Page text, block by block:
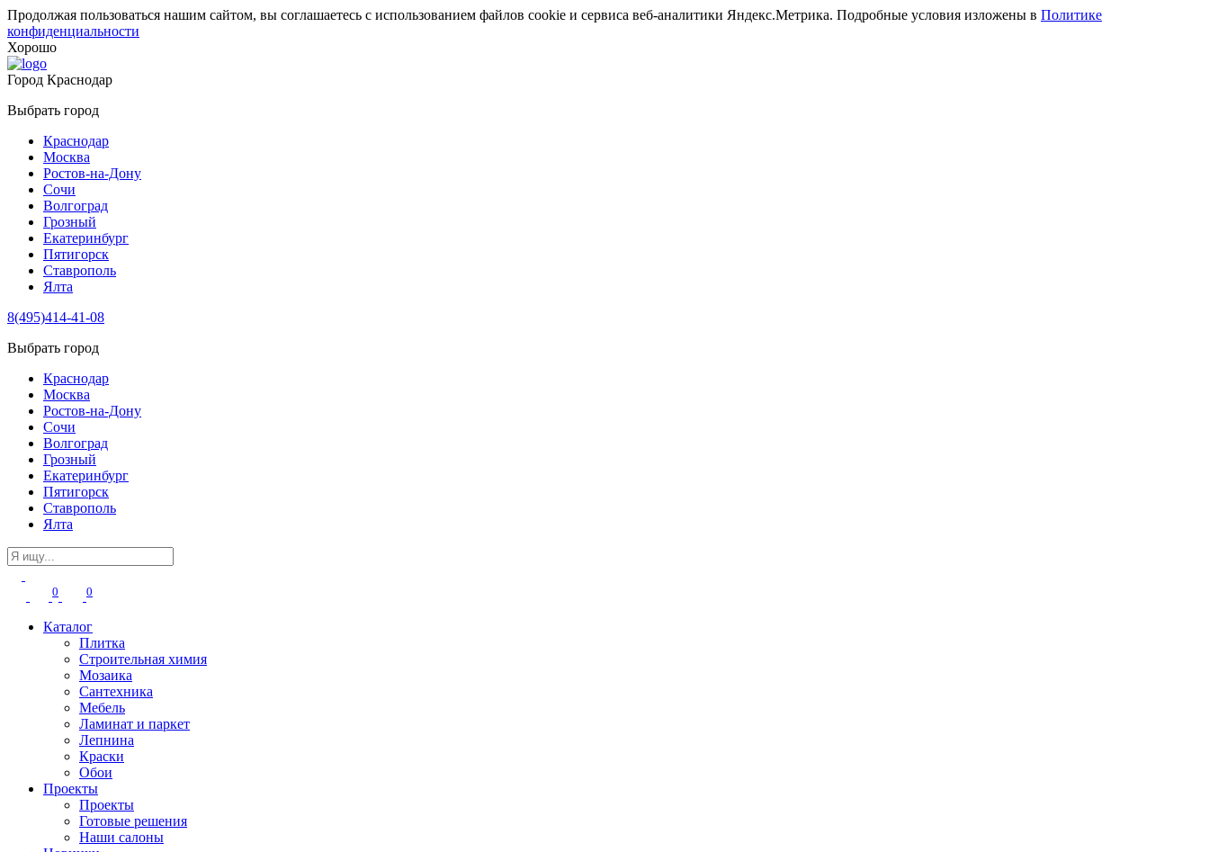
Продолжая пользоваться нашим сайтом, вы соглашаетесь с использованием файлов cookie и сервиса веб-аналитики Яндекс.Метрика. Подробные условия изложены в Политике
конфиденциальности
Хорошо
Город Краснодар
Выбрать город
Краснодар
Москва
Ростов-на-Дону
Сочи
Волгоград
Грозный
Екатеринбург
Пятигорск
Ставрополь
Ялта
8(495)414-41-08
Выбрать город
Краснодар
Москва
Ростов-на-Дону
Сочи
Волгоград
Грозный
Екатеринбург
Пятигорск
Ставрополь
Ялта
0 0
Каталог
Плитка
Строительная химия
Мозаика
Сантехника
Мебель
Ламинат и паркет
Лепнина
Краски
Обои
Проекты
Проекты
Готовые решения
Наши салоны